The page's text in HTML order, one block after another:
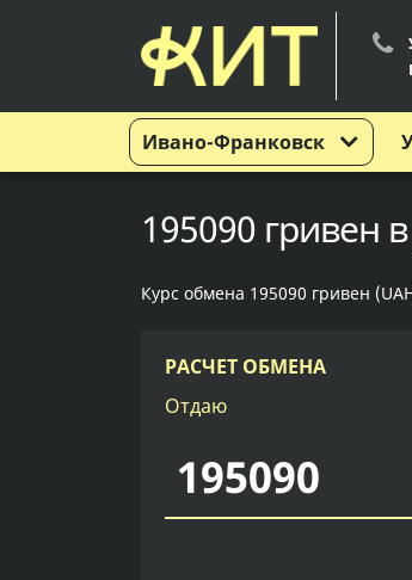
Ивано-Франковск
195090 гривен
Курс обмена 195090 гривен
РАСЧЕТ ОБМЕНА
Отдаю